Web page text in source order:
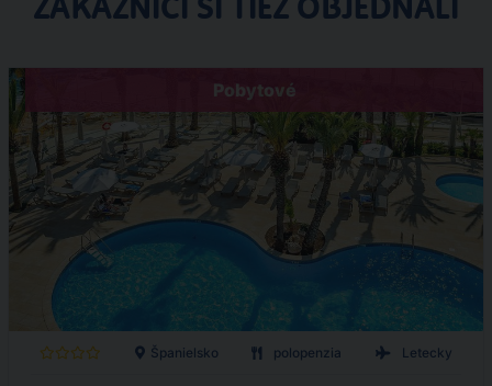
ZÁKAZNÍCI SI TIEŽ OBJEDNALI
Pobytové
Španielsko polopenzia Letecky